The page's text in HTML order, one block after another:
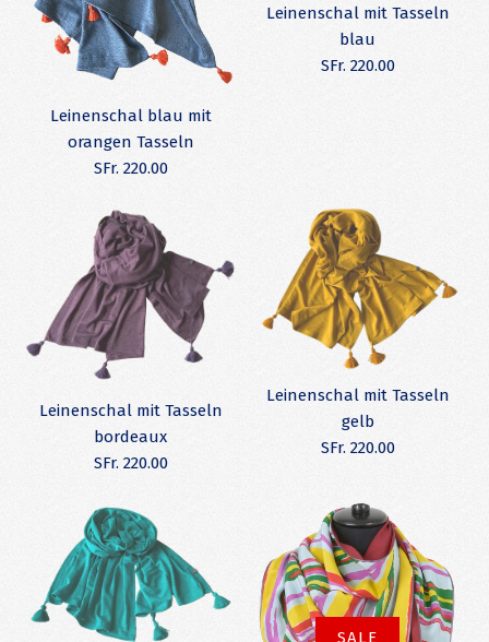
Langschal schmal -
Blau und Silvertaupe
Mehr Details →
Langschal schmal -
Dunkelgrün und
Hellblau
Mehr Details →
Leinenschal blau mit
orangen Tasseln
SFr. 220.00
Leinenschal blau mit
orangen Tasseln
SFr. 220.00
Leinenschal mit Tasseln
blau
SFr. 220.00
Bilder / 3
Leinenschal mit
Tasseln blau
Mehr Details →
Leinenschal mit Tasseln
bordeaux
SFr. 220.00
Leinenschal mit Tasseln
gelb
SFr. 220.00
SALE